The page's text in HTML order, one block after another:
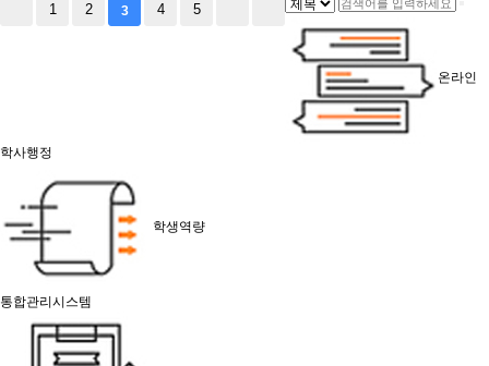
1 2 3 4 5
온라인
학사행정
학생역량
통합관리시스템